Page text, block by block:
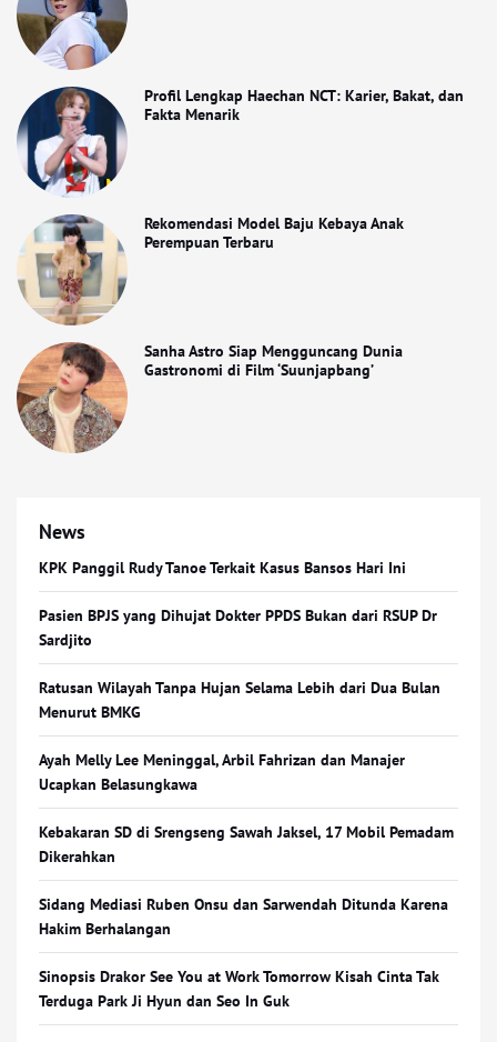
Profil Lengkap Haechan NCT: Karier, Bakat, dan
Fakta Menarik
Rekomendasi Model Baju Kebaya Anak
Perempuan Terbaru
Sanha Astro Siap Mengguncang Dunia
Gastronomi di Film ‘Suunjapbang’
News
KPK Panggil Rudy Tanoe Terkait Kasus Bansos Hari Ini
Pasien BPJS yang Dihujat Dokter PPDS Bukan dari RSUP Dr
Sardjito
Ratusan Wilayah Tanpa Hujan Selama Lebih dari Dua Bulan
Menurut BMKG
Ayah Melly Lee Meninggal, Arbil Fahrizan dan Manajer
Ucapkan Belasungkawa
Kebakaran SD di Srengseng Sawah Jaksel, 17 Mobil Pemadam
Dikerahkan
Sidang Mediasi Ruben Onsu dan Sarwendah Ditunda Karena
Hakim Berhalangan
Sinopsis Drakor See You at Work Tomorrow Kisah Cinta Tak
Terduga Park Ji Hyun dan Seo In Guk